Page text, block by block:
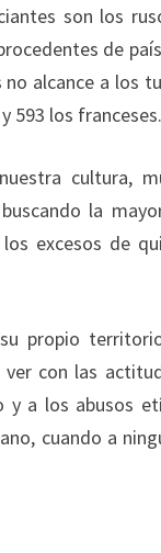
son los
de
alcance a los
593 los franceses.
cultura,
la
excesos de
propio
con las
a los abusos
cuando a